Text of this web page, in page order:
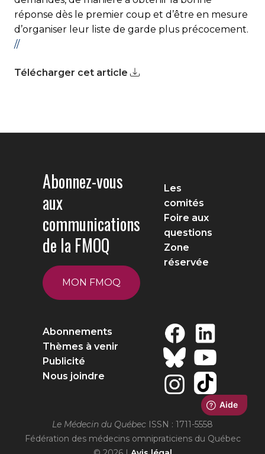
réponse dès le premier coup et d’être en mesure
d’organiser leur liste de garde plus précocement.
//
Télécharger cet article
Abonnez-vous
aux
communications
de la FMOQ
MON FMOQ
Les
comités
Foire aux
questions
Zone
réservée
Abonnements
Thèmes à venir
Publicité
Nous joindre
Le Médecin du Québec ISSN : 1711-5558
Fédération des médecins omnipraticiens du Québec